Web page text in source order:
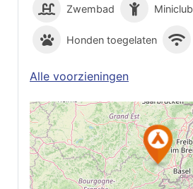
Zwembad Miniclub
Honden toegelaten
Alle voorzieningen